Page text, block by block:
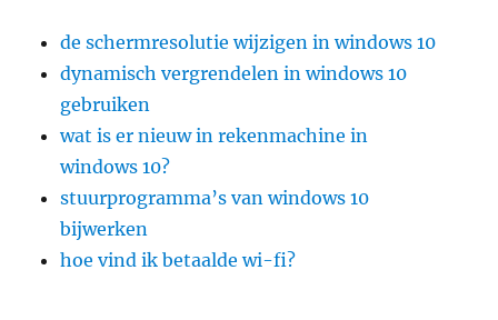
de schermresolutie wijzigen in windows 10
dynamisch vergrendelen in windows 10
gebruiken
wat is er nieuw in rekenmachine in
windows 10?
stuurprogramma’s van windows 10
bijwerken
hoe vind ik betaalde wi-fi?